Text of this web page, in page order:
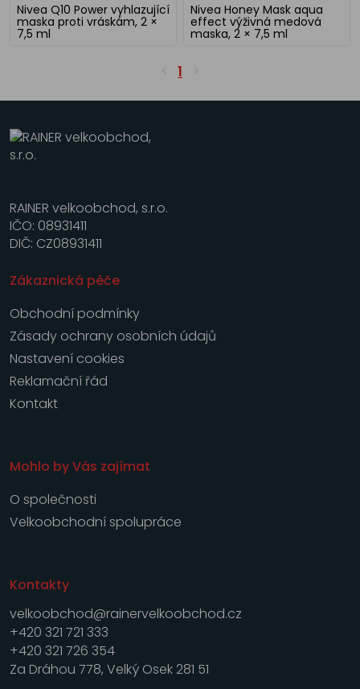
Nivea Q10 Power vyhlazující
maska proti vráskám, 2 ×
7,5 ml
Nivea Honey Mask aqua
effect výživná medová
maska, 2 × 7,5 ml
1
RAINER velkoobchod, s.r.o.
IČO: 08931411
DIČ: CZ08931411
Zákaznická péče
Obchodní podmínky
Zásady ochrany osobních údajů
Nastavení cookies
Reklamační řád
Kontakt
Mohlo by Vás zajímat
O společnosti
Velkoobchodní spolupráce
Kontakty
velkoobchod@rainervelkoobchod.cz
+420 321 721 333
+420 321 726 354
Za Dráhou 778, Velký Osek 281 51